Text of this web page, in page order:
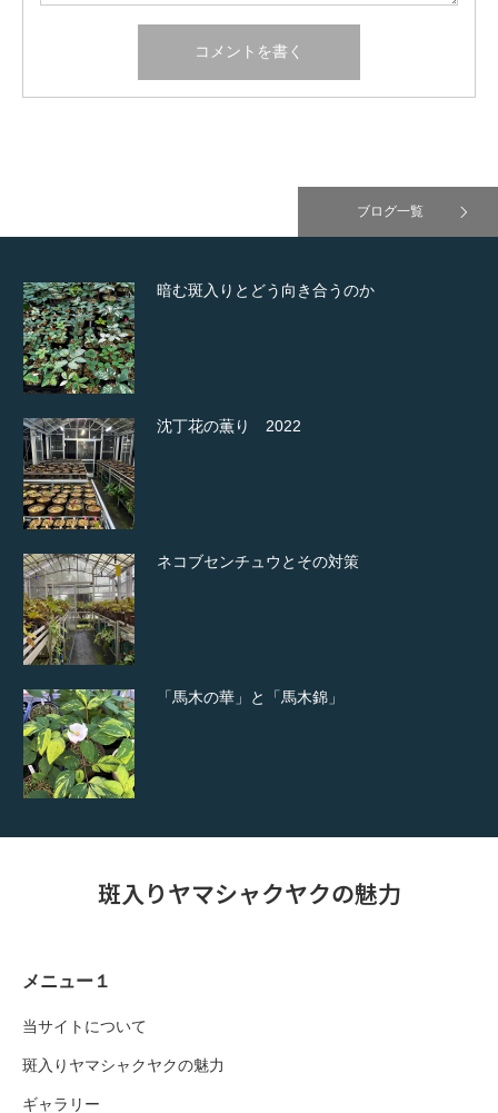
ブログ一覧
暗む斑入りとどう向き合うのか
沈丁花の薫り 2022
ネコブセンチュウとその対策
「馬木の華」と「馬木錦」
斑入りヤマシャクヤクの魅力
メニュー１
当サイトについて
斑入りヤマシャクヤクの魅力
ギャラリー